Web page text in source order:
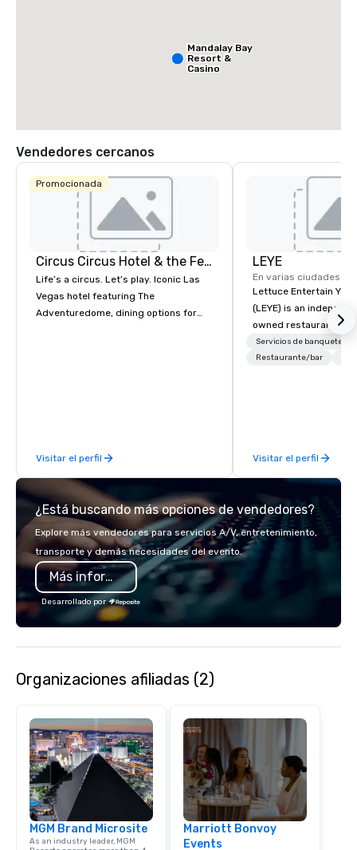
Mandalay Bay
Resort &
Casino
Vendedores cercanos
Promocionada
Circus Circus Hotel & the Festival Grounds
Life’s a circus. Let’s play. Iconic Las
Vegas hotel featuring The
Adventuredome, dining options for
Visitar el perfil
LEYE
En varias ciudades
Lettuce Entertain You
(LEYE) is an
owned restaurant
Chicago that owns,
licenses more than
opening of R.J.
thanks to the
at more than 60
from fast casual to
restaurants.
Servicios de banquetes
Restaurante/bar
Visitar el perfil
¿Está buscando más opciones de vendedores?
Explore más vendedores para servicios A/V, entretenimiento,
transporte y demás necesidades del evento.
Más información
Desarrollado por
Organizaciones afiliadas (2)
MGM Brand Microsite
As an industry leader, MGM
Marriott Bonvoy
Events